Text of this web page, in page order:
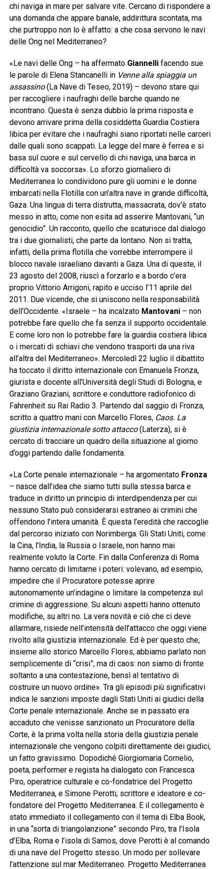
chi naviga in mare per salvare vite. Cercano di rispondere a
una domanda che appare banale, addirittura scontata, ma
che purtroppo non lo è affatto: a che cosa servono le navi
delle Ong nel Mediterraneo?
«Le navi delle Ong – ha affermato Giannellifacendo sue
le parole di Elena Stancanelli in Venne alla spiaggia un
assassino(La Nave di Teseo, 2019) – devono stare qui
per raccogliere i naufraghi delle barche quando ne
incontrano. Questa è senza dubbio la prima risposta e
devono arrivare prima della cosiddetta Guardia Costiera
libica per evitare che i naufraghi siano riportati nelle carceri
dalle quali sono scappati. La legge del mare è ferrea e si
basa sul cuore e sul cervello di chi naviga, una barca in
difficoltà va soccorsa». Lo sforzo giornaliero di
Mediterranea lo condividono pure gli uomini e le donne
imbarcati nella Flotilla con un’altra nave in grande difficoltà,
Gaza. Una lingua di terra distrutta, massacrata, dov’è stato
messo in atto, come non esita ad asserire Mantovani, “un
genocidio”. Un racconto, quello che scaturisce dal dialogo
tra i due giornalisti, che parte da lontano. Non si tratta,
infatti, della prima flotilla che vorrebbe interrompere il
blocco navale israeliano davanti a Gaza. Una di queste, il
23 agosto del 2008, riuscì a forzarlo e a bordo c’era
proprio Vittorio Arrigoni, rapito e ucciso l’11 aprile del
2011. Due vicende, che si uniscono nella responsabilità
dell’Occidente. «Israele – ha incalzato Mantovani– non
potrebbe fare quello che fa senza il supporto occidentale.
E come loro non lo potrebbe fare la guardia costiera libica
o i mercati di schiavi che vendono trasporti da una riva
all’altra del Mediterraneo». Mercoledì 22 luglio il dibattito
ha toccato il diritto internazionale con Emanuela Fronza,
giurista e docente all’Università degli Studi di Bologna, e
Graziano Graziani, scrittore e conduttore radiofonico di
Fahrenheit su Rai Radio 3. Partendo dal saggio di Fronza,
scritto a quattro mani con Marcello Flores, Caos. La
giustizia internazionale sotto attacco(Laterza), si è
cercato di tracciare un quadro della situazione al giorno
d’oggi partendo dalle fondamenta.
«La Corte penale internazionale – ha argomentato Fronza
– nasce dall’idea che siamo tutti sulla stessa barca e
traduce in diritto un principio di interdipendenza per cui
nessuno Stato può considerarsi estraneo ai crimini che
offendono l’intera umanità. È questa l’eredità che raccoglie
dal percorso iniziato con Norimberga. Gli Stati Uniti, come
la Cina, l’India, la Russia o Israele, non hanno mai
realmente voluto la Corte. Fin dalla Conferenza di Roma
hanno cercato di limitarne i poteri: volevano, ad esempio,
impedire che il Procuratore potesse aprire
autonomamente un’indagine o limitare la competenza sul
crimine di aggressione. Su alcuni aspetti hanno ottenuto
modifiche, su altri no. La vera novità e ciò che ci deve
allarmare, risiede nell’intensità dell’attacco che oggi viene
rivolto alla giustizia internazionale. Ed è per questo che,
insieme allo storico Marcello Flores, abbiamo parlato non
semplicemente di “crisi”, ma di caos: non siamo di fronte
soltanto a una contestazione, bensì al tentativo di
costruire un nuovo ordine». Tra gli episodi più significativi
indica le sanzioni imposte dagli Stati Uniti ai giudici della
Corte penale internazionale. Anche se in passato era
accaduto che venisse sanzionato un Procuratore della
Corte, è la prima volta nella storia della giustizia penale
internazionale che vengono colpiti direttamente dei giudici,
un fatto gravissimo. Dopodiché Giorgiomaria Cornelio,
poeta, performer e regista ha dialogato con Francesca
Piro, operatrice culturale e co-fondatrice del Progetto
Mediterranea, e Simone Perotti, scrittore e ideatore e co-
fondatore del Progetto Mediterranea. E il collegamento è
stato immediato il collegamento con il tema di Elba Book,
in una “sorta di triangolanzione” secondo Piro, tra l’Isola
d’Elba, Roma e l’isola di Samos, dove Perotti è al comando
di una nave del Progetto stesso. Un modo per sollevare
l’attenzione sul mar Mediterraneo. Progetto Mediterranea